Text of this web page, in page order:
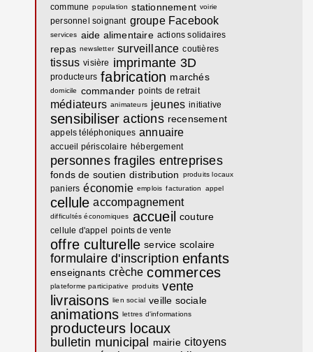
commune population stationnement voirie
personnel soignant groupe Facebook
services aide alimentaire actions solidaires
repas newsletter surveillance coutières
tissus visière imprimante 3D
producteurs fabrication marchés
domicile commander points de retrait
médiateurs animateurs jeunes initiative
sensibiliser actions recensement
appels téléphoniques annuaire
accueil périscolaire hébergement
personnes fragiles entreprises
fonds de soutien distribution produits locaux
paniers économie emplois facturation appel
cellule accompagnement
difficultés économiques accueil couture
cellule d'appel points de vente
offre culturelle service scolaire
formulaire d'inscription enfants
enseignants crèche commerces
plateforme participative produits vente
livraisons lien social veille sociale
animations lettres d'informations
producteurs locaux
bulletin municipal mairie citoyens